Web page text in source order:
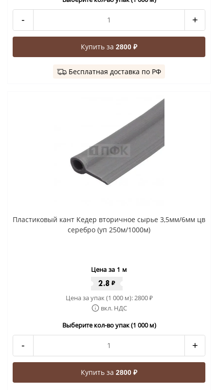
- +
Купить за 2800 ₽
Бесплатная доставка по РФ
Пластиковый кант Кедер вторичное сырье 3,5мм/6мм цв
серебро (уп 250м/1000м)
Цена за 1 м
2.8 ₽
Цена за упак (1 000 м):2800₽
вкл. НДС
Выберите кол-во упак (1 000 м)
- +
Купить за 2800 ₽